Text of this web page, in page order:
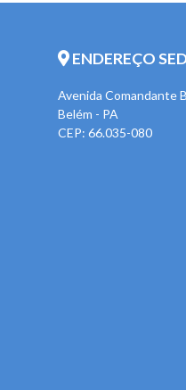
ENDEREÇO
Avenida Comandante
Belém - PA
CEP: 66.035-080